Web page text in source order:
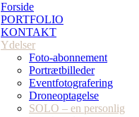
Forside
PORTFOLIO
KONTAKT
Ydelser
Foto-abonnement
Portrætbilleder
Eventfotografering
Droneoptagelse
SOLO – en personlig